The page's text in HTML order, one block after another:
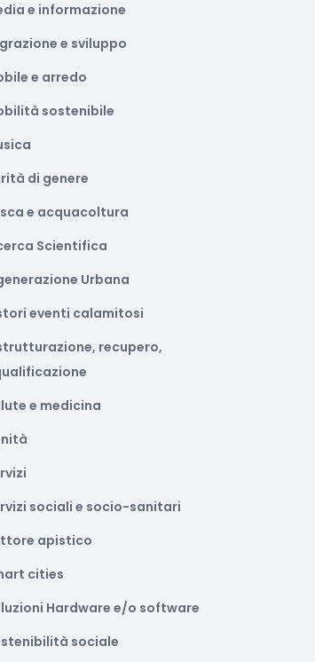
e informazione
e sviluppo
e arredo
sostenibile
di genere
e acquacoltura
Scientifica
Urbana
eventi calamitosi
recupero,
e medicina
sociali e socio-sanitari
apistico
cities
Hardware e/o software
sociale